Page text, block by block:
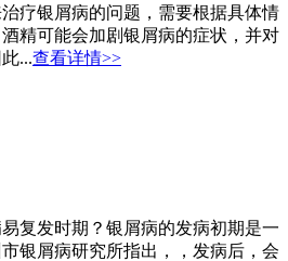
疗银屑病的问题，需要根据具体情
精可能会加剧银屑病的症状，并对
...查看详情>>
复发时期？银屑病的发病初期是一
银屑病研究所指出，，发病后，会